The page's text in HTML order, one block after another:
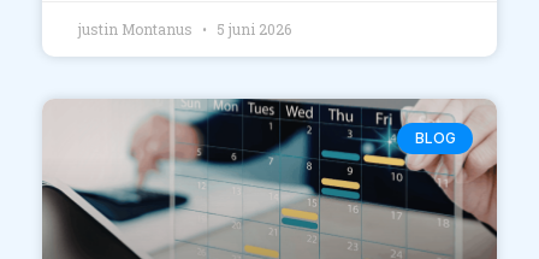
justin Montanus 5 juni 2026
BLOG